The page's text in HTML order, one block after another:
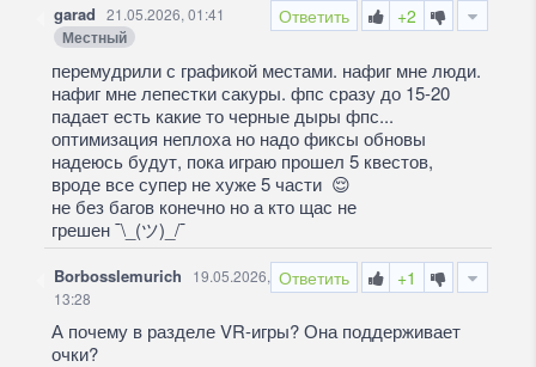
Ответить +2
garad 21.05.2026, 01:41
Местный
перемудрили с графикой местами. нафиг мне люди.
нафиг мне лепестки сакуры. фпс сразу до 15-20
падает есть какие то черные дыры фпс...
оптимизация неплоха но надо фиксы обновы
надеюсь будут, пока играю прошел 5 квестов,
вроде все супер не хуже 5 части 😌
не без багов конечно но а кто щас не
грешен ¯\_(ツ)_/¯
Ответить +1
Borbosslemurich
19.05.2026,
13:28
А почему в разделе VR-игры? Она поддерживает
очки?